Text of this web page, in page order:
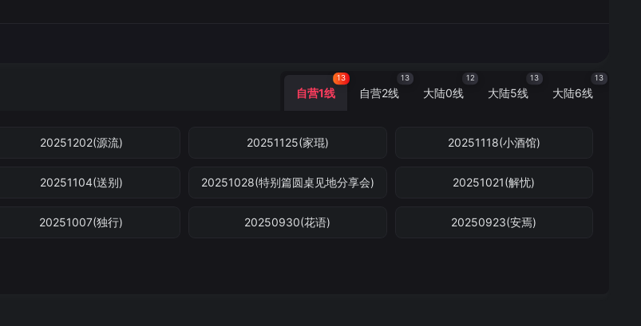
自营1线
13
自营2线
13
大陆0线
12
大陆5线
13
大陆6线
13
20251202(源流) 20251125(家琨) 20251118(小酒馆)
20251104(送别) 20251028(特别篇圆桌见地分享会) 20251021(解忧)
20251007(独行) 20250930(花语) 20250923(安焉)